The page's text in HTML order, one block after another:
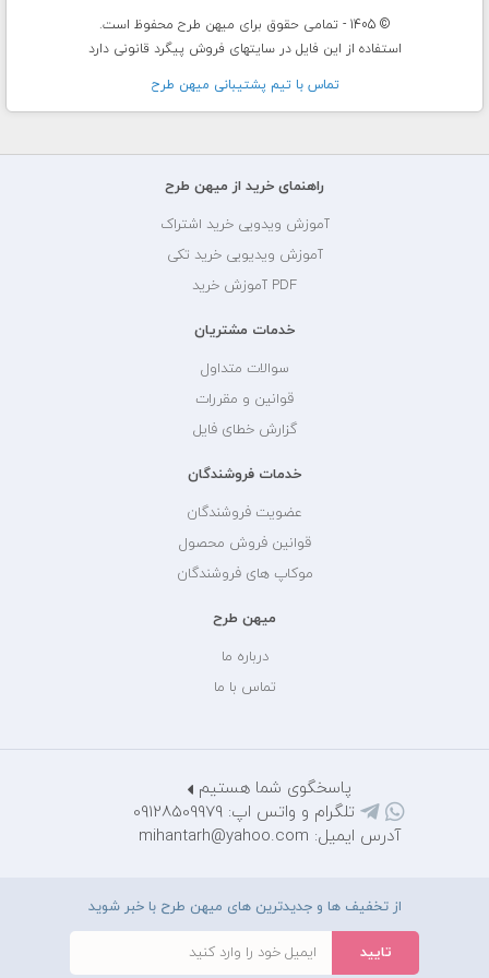
© 1405 - تمامی حقوق برای میهن طرح محفوظ است.
استفاده از این فایل در سایتهای فروش پیگرد قانونی دارد
تماس با تيم پشتيبانی ميهن طرح
راهنمای خرید از میهن طرح
آموزش ویدویی خرید اشتراک
آموزش ویدیویی خرید تکی
PDF آموزش خرید
خدمات مشتریان
سوالات متداول
قوانین و مقررات
گزارش خطای فایل
خدمات فروشندگان
عضویت فروشندگان
قوانین فروش محصول
موکاپ های فروشندگان
میهن طرح
درباره ما
تماس با ما
پاسخگوی شما هستیم
تلگرام و واتس اپ: 09128509979
آدرس ایمیل: mihantarh@yahoo.com
از تخفیف ها و جدیدترین های میهن طرح با خبر شوید